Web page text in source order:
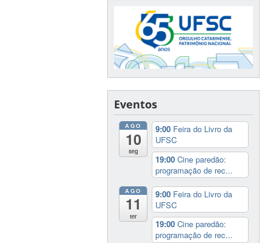
Eventos
AGO
10
seg
9:00 Feira do Livro da
UFSC
19:00Cine paredão:
programação de rec...
AGO
11
ter
9:00 Feira do Livro da
UFSC
19:00Cine paredão:
programação de rec...